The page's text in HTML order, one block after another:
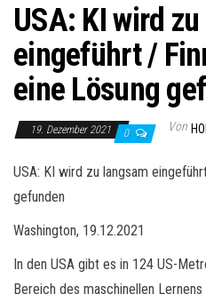
USA: KI wird
eingeführt /
eine Lösung
19. Dezember 2021 0 Von
USA: KI wird zu langsam
gefunden
Washington, 19.12.2021
In den USA gibt es in 124 US-
Bereich des maschinellen